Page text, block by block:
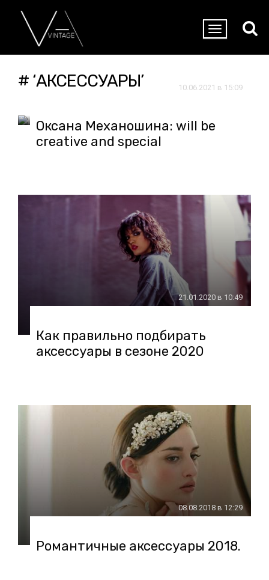
# ‘АКСЕССУАРЫ’ 10.06.2021 в 15:09
Оксана Механошина: will be
creative and special
21.01.2020 в 10:49
Как правильно подбирать
аксессуары в сезоне 2020
08.08.2018 в 12:29
Романтичные аксессуары 2018.